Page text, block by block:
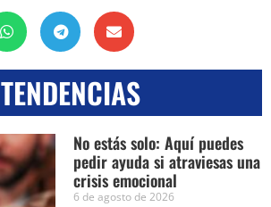
TENDENCIAS
No estás solo: Aquí puedes
pedir ayuda si atraviesas una
crisis emocional
6 de agosto de 2026